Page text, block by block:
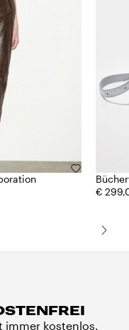
€
immer kostenlos.